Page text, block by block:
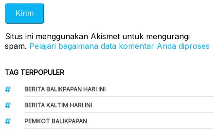
Situs ini menggunakan Akismet untuk mengurangi
spam. Pelajari bagaimana data komentar Anda diproses
TAG TERPOPULER
BERITA BALIKPAPAN HARI INI
BERITA KALTIM HARI INI
PEMKOT BALIKPAPAN